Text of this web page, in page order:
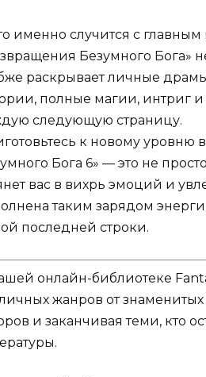
именно случится с главным
Безумного Бога»
раскрывает личные
полные магии, интриг и
следующую страницу.
к новому
Бога 6» — это не
вас в вихрь эмоций и
таким зарядом
последней строки.
онлайн-библиотеке
жанров от
и заканчивая теми, кто